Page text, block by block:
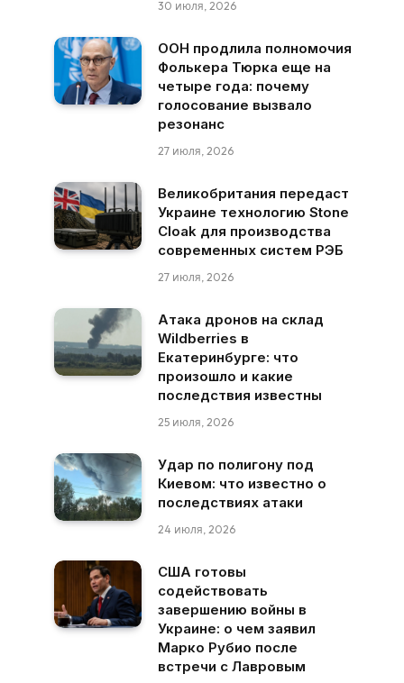
30 июля, 2026
ООН продлила полномочия
Фолькера Тюрка еще на
четыре года: почему
голосование вызвало
резонанс
27 июля, 2026
Великобритания передаст
Украине технологию Stone
Cloak для производства
современных систем РЭБ
27 июля, 2026
Атака дронов на склад
Wildberries в
Екатеринбурге: что
произошло и какие
последствия известны
25 июля, 2026
Удар по полигону под
Киевом: что известно о
последствиях атаки
24 июля, 2026
США готовы
содействовать
завершению войны в
Украине: о чем заявил
Марко Рубио после
встречи с Лавровым